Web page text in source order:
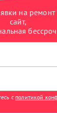
на ремонт
сайт,
с политикой